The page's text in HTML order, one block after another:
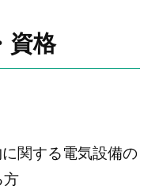
資格
関する電気設備の
方